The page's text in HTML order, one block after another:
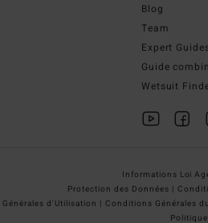
Blog
Team
Expert
Guide
Wetsuit
Informations Loi
Protection des Données |
d'Utilisation | Conditions Générales